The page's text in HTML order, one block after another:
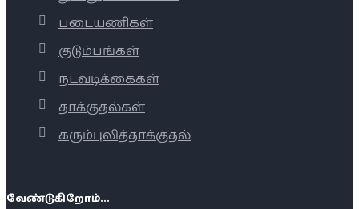
படையணிகள்
குடும்பங்கள்
நடவடிக்கைகள்
தாக்குதல்கள்
கரும்புலித்தாக்குதல்
வேண்டுகிறோம்...